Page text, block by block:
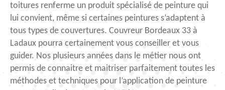
toitures renferme un produit spécialisé de peinture qui
lui convient, même si certaines peintures s’adaptent à
tous types de couvertures. Couvreur Bordeaux 33 à
Ladaux pourra certainement vous conseiller et vous
guider. Nos plusieurs années dans le métier nous ont
permis de connaitre et maitriser parfaitement toutes les
méthodes et techniques pour l’application de peinture